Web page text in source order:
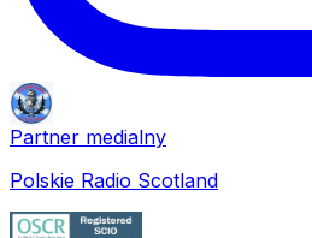
Partner medialny
Polskie Radio Scotland